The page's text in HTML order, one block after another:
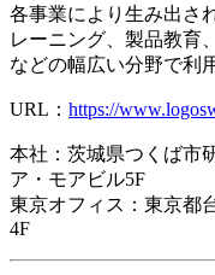
各事業により生み出さ
レーニング、製品教育
などの幅広い分野で利
URL： https://
本社：茨城県つくば市
ア・モアビル5F
東京オフィス：東京都
4F